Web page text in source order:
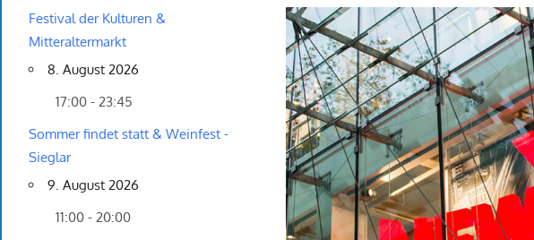
Festival der Kulturen &
Mitteraltermarkt
8. August 2026
17:00 - 23:45
Sommer findet statt & Weinfest -
Sieglar
9. August 2026
11:00 - 20:00